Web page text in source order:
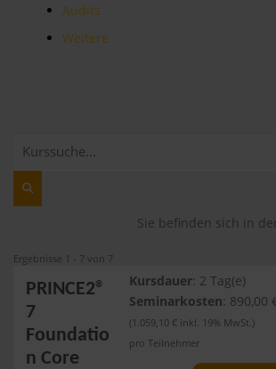
Audits
Weitere
Sie befinden sich in
Ergebnisse 1 - 7 von 7
PRINCE2®
7
Foundatio
n Core
Kursdauer: 2 Tag(e)
Seminarkosten: 890,00
(1.059,10 € inkl. 19% MwSt.)
pro Teilnehmer